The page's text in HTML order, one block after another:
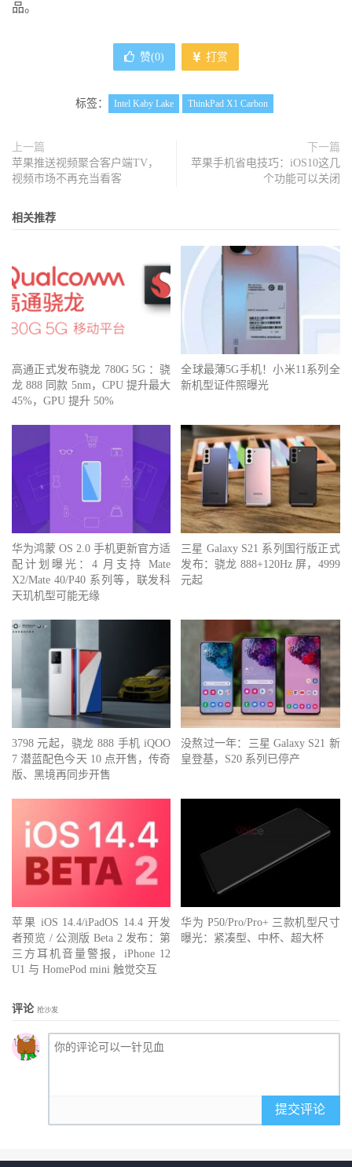
品。
赞(0) 打赏
标签： Intel Kaby Lake ThinkPad X1 Carbon
上一篇
苹果推送视频聚合客户端TV，
视频市场不再充当看客
下一篇
苹果手机省电技巧：iOS10这几
个功能可以关闭
相关推荐
高通正式发布骁龙 780G 5G ：骁
龙 888 同款 5nm，CPU 提升最大
45%，GPU 提升 50%
全球最薄5G手机！小米11系列全
新机型证件照曝光
华为鸿蒙 OS 2.0 手机更新官方适
配计划曝光：4 月支持 Mate
X2/Mate 40/P40 系列等，联发科
天玑机型可能无缘
三星 Galaxy S21 系列国行版正式
发布：骁龙 888+120Hz 屏，4999
元起
3798 元起，骁龙 888 手机 iQOO
7 潜蓝配色今天 10 点开售，传奇
版、黑境再同步开售
没熬过一年：三星 Galaxy S21 新
皇登基，S20 系列已停产
苹果 iOS 14.4/iPadOS 14.4 开发
者预览 / 公测版 Beta 2 发布：第
三方耳机音量警报，iPhone 12
U1 与 HomePod mini 触觉交互
华为 P50/Pro/Pro+ 三款机型尺寸
曝光：紧凑型、中杯、超大杯
评论 抢沙发
提交评论